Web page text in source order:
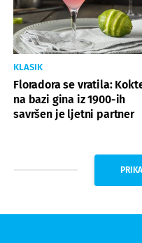
KLASIK
Floradora se vratila:
na bazi gina iz 1900-ih
savršen je ljetni partner